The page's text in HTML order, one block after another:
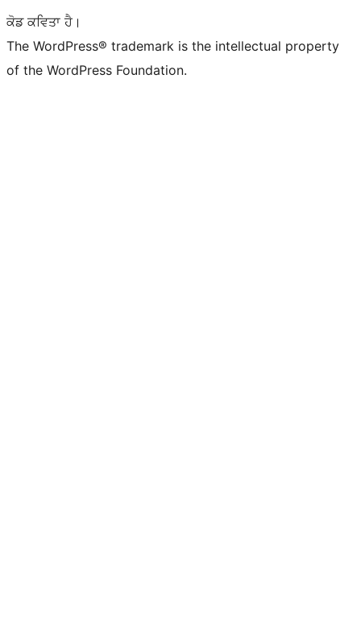
ਕੋਡ ਕਵਿਤਾ ਹੈ।
The WordPress® trademark is the intellectual property
of the WordPress Foundation.